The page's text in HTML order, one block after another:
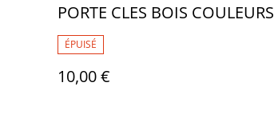
PORTE CLES BOIS COULEURS
ÉPUISÉ
10,00 €